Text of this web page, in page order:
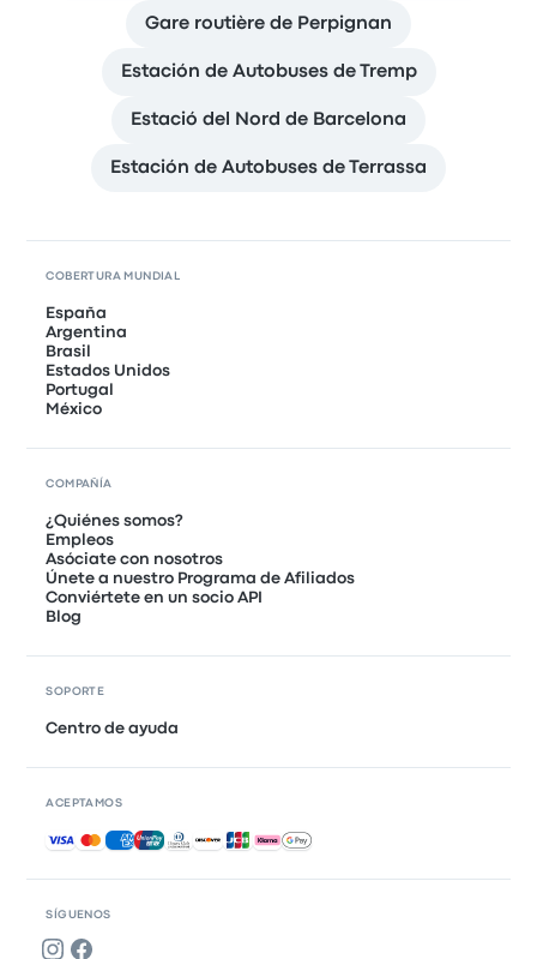
Gare routière de Perpignan
Estación de Autobuses de Tremp
Estació del Nord de Barcelona
Estación de Autobuses de Terrassa
SÍGUENOS
COBERTURA MUNDIAL
España
Argentina
Brasil
Estados Unidos
Portugal
México
COMPAÑÍA
¿Quiénes somos?
Empleos
Asóciate con nosotros
Únete a nuestro Programa de Afiliados
Conviértete en un socio API
Blog
SOPORTE
Centro de ayuda
ACEPTAMOS
Pagos aceptados